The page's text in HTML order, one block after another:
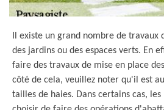
Il existe un grand nombre de
des jardins ou des espaces verts. En
faire des travaux de mise en place
côté de cela, veuillez noter qu'il est
tailles de haies. Dans certains cas,